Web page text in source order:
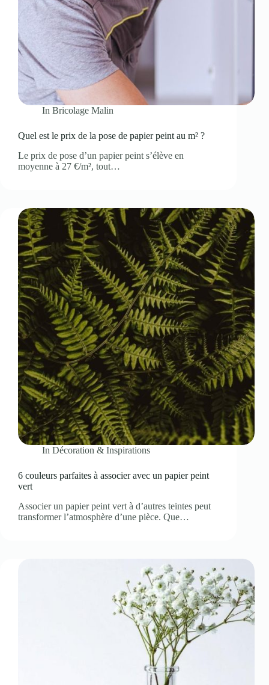
In Bricolage Malin
Quel est le prix de la pose de papier peint au m² ?
Le prix de pose d’un papier peint s’élève en
moyenne à 27 €/m², tout…
In Décoration & Inspirations
6 couleurs parfaites à associer avec un papier peint
vert
Associer un papier peint vert à d’autres teintes peut
transformer l’atmosphère d’une pièce. Que…